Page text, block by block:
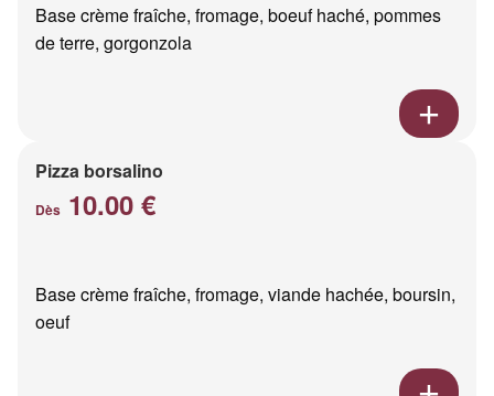
Base crème fraîche, fromage, boeuf haché, pommes
de terre, gorgonzola
Pizza borsalino
Dès 10.00 €
Base crème fraîche, fromage, viande hachée, boursin,
oeuf